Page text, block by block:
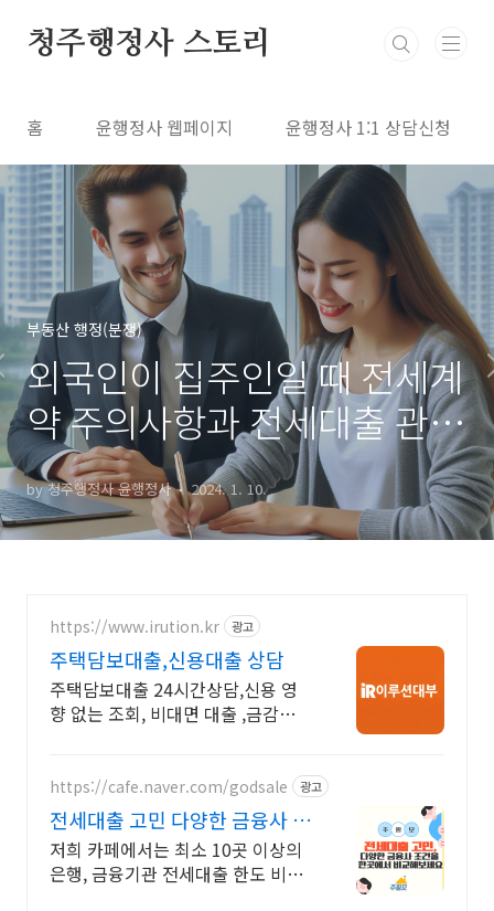
청주행정사 스토리
홈 윤행정사 웹페이지 윤행정사 1:1 상담신청
부동산 행정(분쟁)
외국인이 집주인일 때 전세계
약 주의사항과 전세대출 관련
유의점
by 청주행정사 윤행정사 2024. 1. 10.
https://www.irution.kr 광고
주택담보대출,신용대출 상담
주택담보대출 24시간상담,신용 영
향 없는 조회, 비대면 대출 ,금감원
https://cafe.naver.com/godsale 광고
전세대출 고민 다양한 금융사 조
건을 한곳에서 비교
저희 카페에서는 최소 10곳 이상의
은행, 금융기관 전세대출 한도 비교